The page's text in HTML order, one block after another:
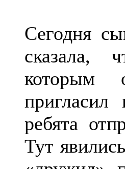
Сегодня
сказала,
которым
пригласил
ребята
Тут